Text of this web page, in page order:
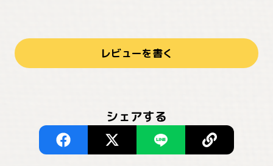
レビューを書く
シェアする